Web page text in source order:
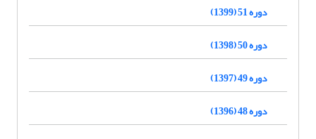
دوره 51 (1399)
دوره 50 (1398)
دوره 49 (1397)
دوره 48 (1396)